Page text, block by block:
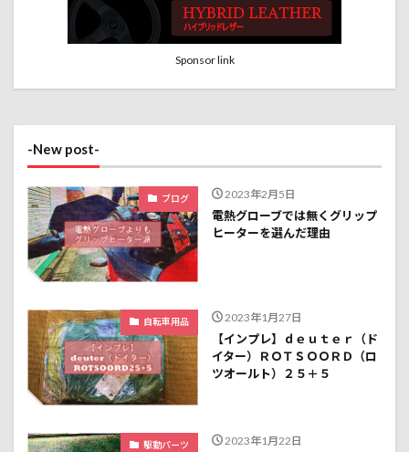
Sponsor link
-New post-
ブログ 2023年2月5日
電熱グローブでは無くグリップ
ヒーターを選んだ理由
自転車用品 2023年1月27日
【インプレ】ｄｅｕｔｅｒ（ド
イター）ＲＯＴＳＯＯＲＤ（ロ
ツオールト）２５＋５
駆動パーツ 2023年1月22日